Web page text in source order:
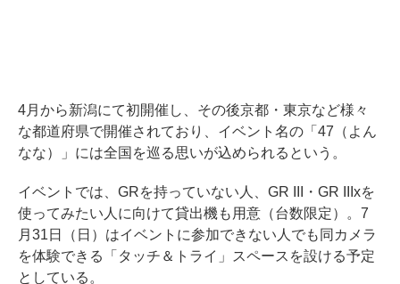
4月から新潟にて初開催し、その後京都・東京など様々
な都道府県で開催されており、イベント名の「47（よん
なな）」には全国を巡る思いが込められるという。
イベントでは、GRを持っていない人、GR III・GR IIIxを
使ってみたい人に向けて貸出機も用意（台数限定）。7
月31日（日）はイベントに参加できない人でも同カメラ
を体験できる「タッチ＆トライ」スペースを設ける予定
としている。